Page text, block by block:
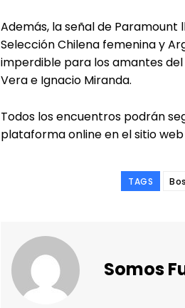
Además, la señal de
Selección Chilena femenina y
imperdible para los amantes
Vera e Ignacio Miranda.
Todos los encuentros podrán
plataforma online en el sitio web
TAGS
Somos